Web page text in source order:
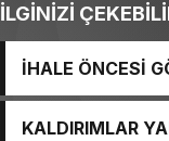
İLGİNİZİ
İHALE ÖNCESİ
KALDIRIMLAR